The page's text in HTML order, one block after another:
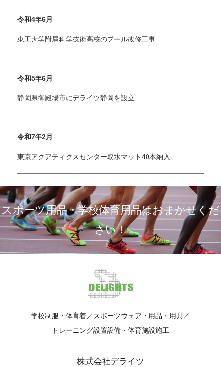
令和4年6月
東工大学附属科学技術高校のプール改修工事
令和5年6月
静岡県御殿場市にデライツ静岡を設立
令和7年2月
東京アクアティクスセンター取水マット40本納入
スポーツ用品・学校体育用品はおまかせくだ
さい！
学校制服・体育着／スポーツウェア・用品・用具／
トレーニング設置設備・体育施設施工
株式会社デライツ